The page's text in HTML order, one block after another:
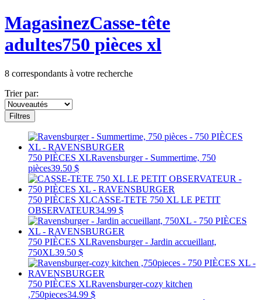
MagasinezCasse-tête
adultes750 pièces xl
8 correspondants à votre recherche
Trier par:
Filtres
750 PIÈCES XLRavensburger - Summertime, 750
pièces39.50 $
750 PIÈCES XLCASSE-TETE 750 XL LE PETIT
OBSERVATEUR34.99 $
750 PIÈCES XLRavensburger - Jardin accueillant,
750XL39.50 $
750 PIÈCES XLRavensburger-cozy kitchen
,750pieces34.99 $